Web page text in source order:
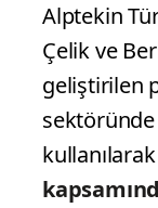
Alptekin
Çelik ve
geliştirilen